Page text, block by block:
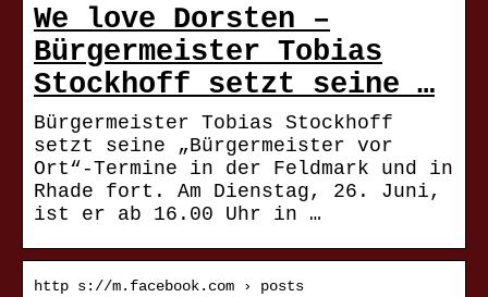
We love Dorsten –
Bürgermeister Tobias
Stockhoff setzt seine …
Bürgermeister Tobias Stockhoff
setzt seine „Bürgermeister vor
Ort“-Termine in der Feldmark und in
Rhade fort. Am Dienstag, 26. Juni,
ist er ab 16.00 Uhr in …
http s://m.facebook.com › posts